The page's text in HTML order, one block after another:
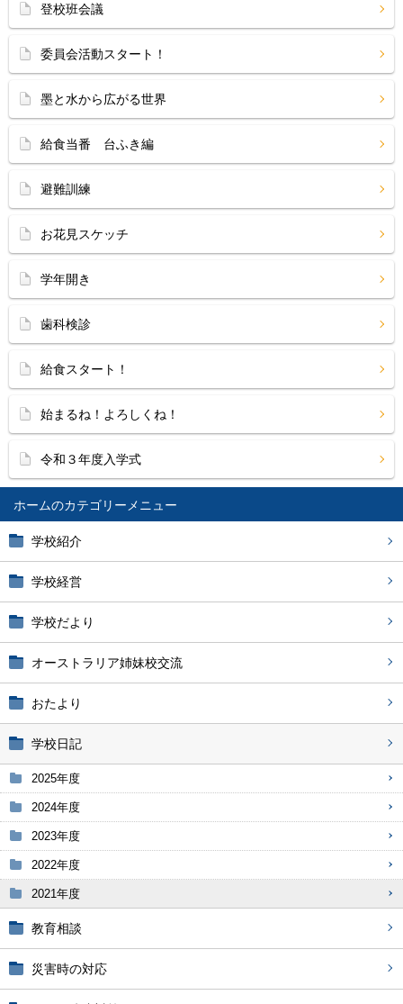
ホーム
学校紹介
学校経営
学校だより
オーストラリア姉妹校交流
おたより
学校日記
2025年度
2024年度
2023年度
2022年度
2021年度
教育相談
災害時の対応
登校班会議
委員会活動スタート！
墨と水から広がる世界
給食当番 台ふき編
避難訓練
お花見スケッチ
学年開き
歯科検診
給食スタート！
始まるね！よろしくね！
令和３年度入学式